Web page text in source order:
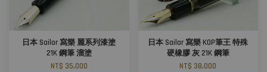
日本 Sailor 寫樂 麗系列漆塗
21K 鋼筆 溜塗
NT$ 35,000
日本 Sailor 寫樂 KOP筆王 特殊
硬橡膠 灰 21K 鋼筆
NT$ 38,000